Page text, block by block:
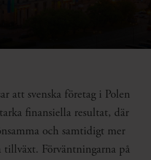
att svenska företag i Polen
finansiella resultat, där
och samtidigt mer
Förväntningarna på